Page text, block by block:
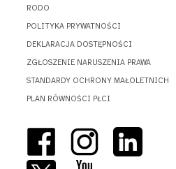
RODO
POLITYKA PRYWATNOŚCI
DEKLARACJA DOSTĘPNOŚCI
ZGŁOSZENIE NARUSZENIA PRAWA
STANDARDY OCHRONY MAŁOLETNICH
PLAN RÓWNOŚCI PŁCI